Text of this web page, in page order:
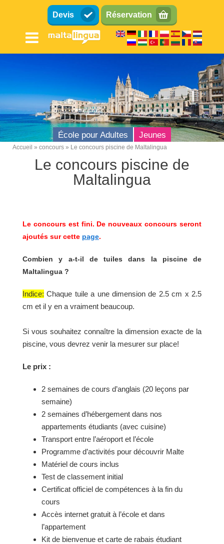
contenu
principal
Devis Réservation
École pour Adultes Jeunes
Breadcrumb
Accueil concours Le concours piscine de Maltalingua
Le concours piscine de
Maltalingua
Le concours est fini. De nouveaux concours seront
ajoutés sur cette page.
Combien y a-t-il de tuiles dans la piscine de
Maltalingua ?
Indice: Chaque tuile a une dimension de 2.5 cm x 2.5
cm et il y en a vraiment beaucoup.
Si vous souhaitez connaître la dimension exacte de la
piscine, vous devrez venir la mesurer sur place!
Le prix :
2 semaines de cours d’anglais (20 leçons par
semaine)
2 semaines d’hébergement dans nos
appartements étudiants (avec cuisine)
Transport entre l’aéroport et l’école
Programme d’activités pour découvrir Malte
Matériel de cours inclus
Test de classement initial
Certificat officiel de compétences à la fin du
cours
Accès internet gratuit à l’école et dans
l’appartement
Kit de bienvenue et carte de rabais étudiant